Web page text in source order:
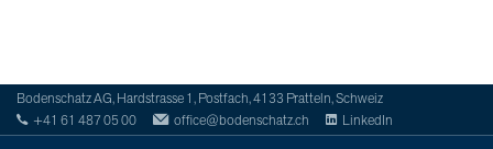
Bodenschatz AG, Hardstrasse 1, Postfach, 4133 Pratteln, Schweiz
+41 61 487 05 00
office@bodenschatz.ch LinkedIn